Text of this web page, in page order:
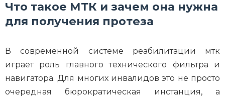
Что такое МТК и зачем она нужна
для получения протеза
В современной системе реабилитации мтк
играет роль главного технического фильтра и
навигатора. Для многих инвалидов это не просто
очередная бюрократическая инстанция, а